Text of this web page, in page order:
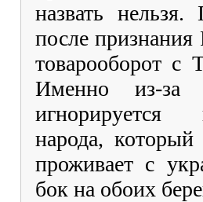
назвать
после признания
товарооборот с
Именно из-за
игнорируется
народа,
проживает с
бок на обоих